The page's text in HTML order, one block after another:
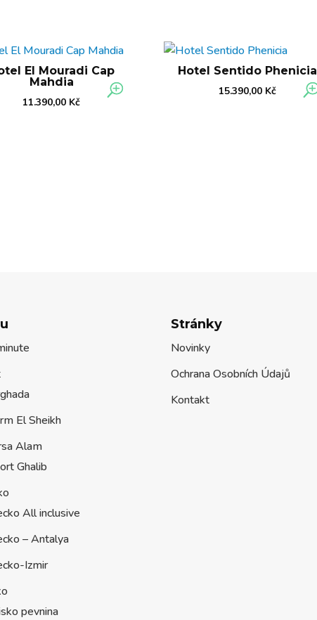
El Mouradi Cap
Mahdia
11.390,00 Kč
Hotel Sentido Phenicia
15.390,00 Kč
El Sheikh
Alam
Ghalib
All inclusive
– Antalya
Izmir
pevnina
Stránky
Novinky
Ochrana Osobních Údajů
Kontakt